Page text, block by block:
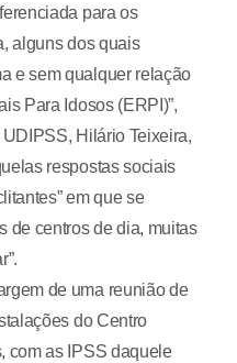
para os
alguns dos quais
e sem qualquer relação
Para Idosos (ERPI)”,
Hilário Teixeira,
respostas sociais
em que se
de centros de dia, muitas
de uma reunião de
do Centro
com as IPSS daquele